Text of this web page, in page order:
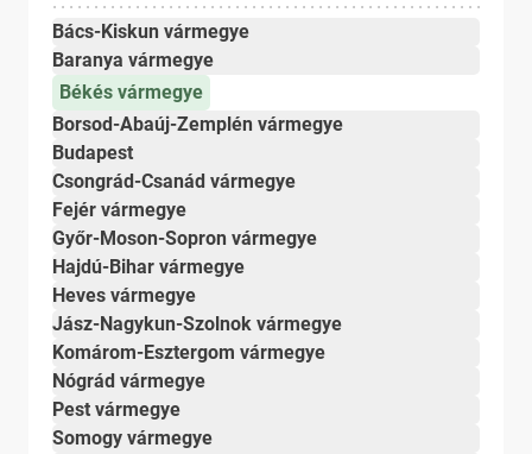
Bács-Kiskun vármegye
Baranya vármegye
Békés vármegye
Borsod-Abaúj-Zemplén vármegye
Budapest
Csongrád-Csanád vármegye
Fejér vármegye
Győr-Moson-Sopron vármegye
Hajdú-Bihar vármegye
Heves vármegye
Jász-Nagykun-Szolnok vármegye
Komárom-Esztergom vármegye
Nógrád vármegye
Pest vármegye
Somogy vármegye